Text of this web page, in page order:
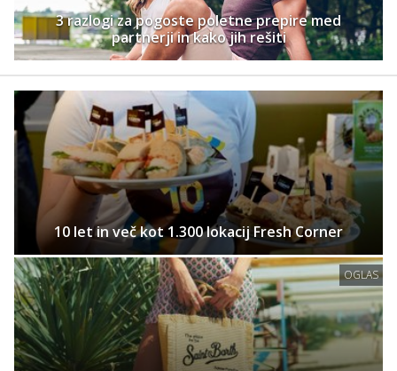
3 razlogi za pogoste poletne prepire med
partnerji in kako jih rešiti
10 let in več kot 1.300 lokacij Fresh Corner
OGLAS